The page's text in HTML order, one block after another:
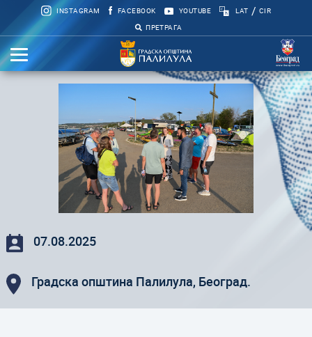
INSTAGRAM FACEBOOK YOUTUBE LAT / CIR
ПРЕТРАГА
07.08.2025
Градска општина Палилула, Београд.